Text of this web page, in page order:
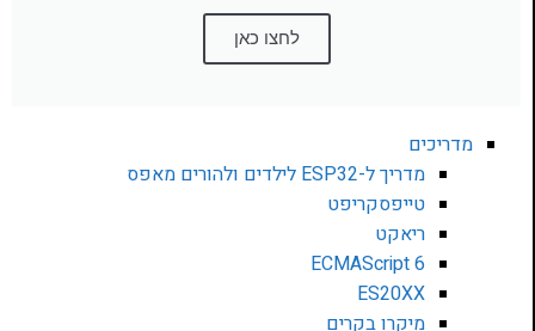
לחצו כאן
מדריכים
מדריך ל-ESP32 לילדים ולהורים מאפס
טייפסקריפט
ריאקט
ECMAScript 6
ES20XX
מיקרו בקרים